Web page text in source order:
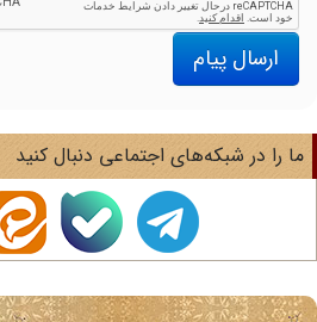
ارسال پیام
را در شبکه‌های اجتماعی دنبال کنید